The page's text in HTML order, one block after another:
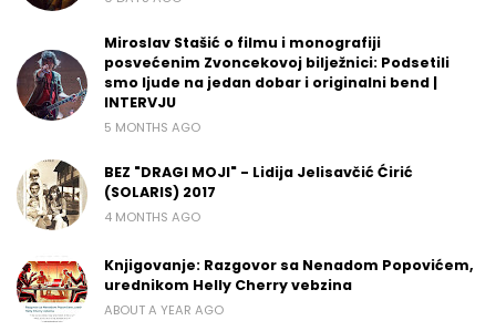
Miroslav Stašić o filmu i monografiji
posvećenim Zvoncekovoj bilježnici: Podsetili
smo ljude na jedan dobar i originalni bend |
INTERVJU
5 MONTHS AGO
BEZ "DRAGI MOJI" - Lidija Jelisavčić Ćirić
(SOLARIS) 2017
4 MONTHS AGO
Knjigovanje: Razgovor sa Nenadom Popovićem,
urednikom Helly Cherry vebzina
ABOUT A YEAR AGO